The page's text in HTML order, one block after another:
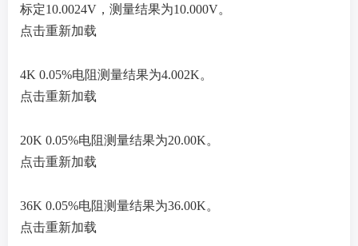
标定10.0024V，测量结果为10.000V。
点击重新加载
4K 0.05%电阻测量结果为4.002K。
点击重新加载
20K 0.05%电阻测量结果为20.00K。
点击重新加载
36K 0.05%电阻测量结果为36.00K。
点击重新加载